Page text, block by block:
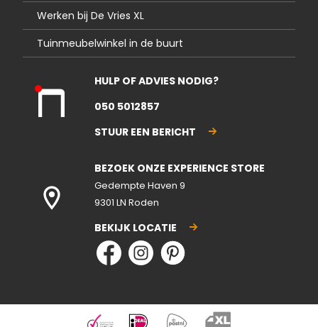
Werken bij De Vries XL
Tuinmeubelwinkel in de buurt
nte
ote
n
HULP OF ADVIES NODIG?
050 5012857
STUUR EEN BERICHT
BEZOEK ONZE EXPERIENCE STORE
Gedempte Haven 9
9301 LN Roden
BEKIJK LOCATIE